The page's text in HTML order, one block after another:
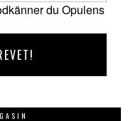
du Opulens